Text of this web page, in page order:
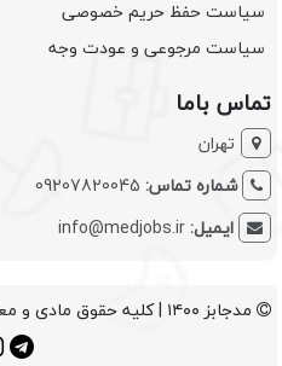
سیاست حفظ حریم خصوصی
سیاست مرجوعی و عودت وجه
تماس باما
تهران
شماره تماس: 09207820045
ایمیل:info@medjobs.ir
مدجابز ۱۴۰۰ | کلیه حقوق مادی و معنوی برای مدجابز محفوظ است.